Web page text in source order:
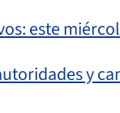
este
y